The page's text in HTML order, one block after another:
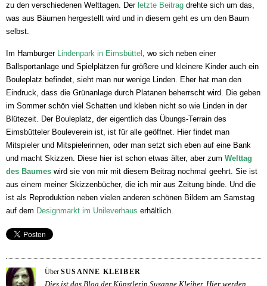
zu den verschiedenen Welttagen. Der letzte Beitrag drehte sich um das,
was aus Bäumen hergestellt wird und in diesem geht es um den Baum
selbst.
Im Hamburger Lindenpark in Eimsbüttel , wo sich neben einer
Ballsportanlage und Spielplätzen für größere und kleinere Kinder auch ein
Bouleplatz befindet, sieht man nur wenige Linden. Eher hat man den
Eindruck, dass die Grünanlage durch Platanen beherrscht wird. Die geben
im Sommer schön viel Schatten und kleben nicht so wie Linden in der
Blütezeit. Der Bouleplatz, der eigentlich das Übungs-Terrain des
Eimsbütteler Bouleverein ist, ist für alle geöffnet. Hier findet man
Mitspieler und Mitspielerinnen, oder man setzt sich eben auf eine Bank
und macht Skizzen. Diese hier ist schon etwas älter, aber zum Welttag
des Baumes wird sie von mir mit diesem Beitrag nochmal geehrt. Sie ist
aus einem meiner Skizzenbücher, die ich mir aus Zeitung binde. Und die
ist als Reproduktion neben vielen anderen schönen Bildern am Samstag
auf dem Designmarkt im Unileverhaus erhältlich.
Über SUSANNE KLEIBER
Dies ist das Blog der Künstlerin Susanne Kleiber. Hier werden